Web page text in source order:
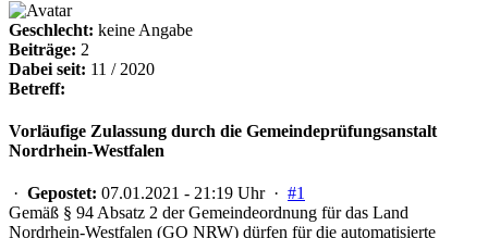
Geschlecht: keine Angabe
Beiträge: 2
Dabei seit: 11 / 2020
Betreff:
Vorläufige Zulassung durch die Gemeindeprüfungsanstalt
Nordrhein-Westfalen
· Gepostet: 07.01.2021 - 21:19 Uhr · #1
Gemäß § 94 Absatz 2 der Gemeindeordnung für das Land
Nordrhein-Westfalen (GO NRW) dürfen für die automatisierte